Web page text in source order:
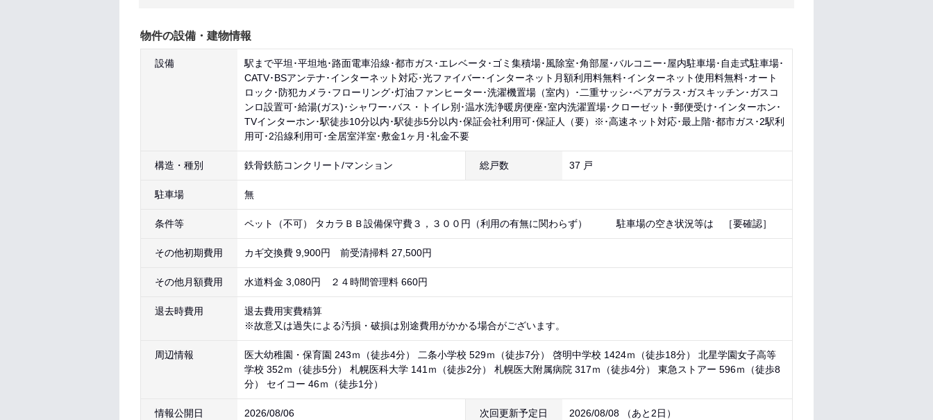
物件の設備・建物情報
設備
駅まで平坦･平坦地･路面電車沿線･都市ガス･エレベータ･ゴミ集積場･風除室･角部屋･バルコニー･屋内駐車場･自走式駐車場･
CATV･BSアンテナ･インターネット対応･光ファイバー･インターネット月額利用料無料･インターネット使用料無料･オート
ロック･防犯カメラ･フローリング･灯油ファンヒーター･洗濯機置場（室内）･二重サッシ･ペアガラス･ガスキッチン･ガスコ
ンロ設置可･給湯(ガス)･シャワー･バス・トイレ別･温水洗浄暖房便座･室内洗濯置場･クローゼット･郵便受け･インターホン･
TVインターホン･駅徒歩10分以内･駅徒歩5分以内･保証会社利用可･保証人（要）※･高速ネット対応･最上階･都市ガス･2駅利
用可･2沿線利用可･全居室洋室･敷金1ヶ月･礼金不要
構造・種別 鉄骨鉄筋コンクリート/マンション 総戸数 37 戸
駐車場 無
条件等 ペット（不可） タカラＢＢ設備保守費３，３００円（利用の有無に関わらず） 駐車場の空き状況等は ［要確認］
その他初期費用 カギ交換費 9,900円 前受清掃料 27,500円
その他月額費用 水道料金 3,080円 ２４時間管理料 660円
退去時費用
退去費用実費精算
※故意又は過失による汚損・破損は別途費用がかかる場合がございます。
周辺情報
医大幼稚園・保育園 243ｍ（徒歩4分） 二条小学校 529ｍ（徒歩7分） 啓明中学校 1424ｍ（徒歩18分） 北星学園女子高等
学校 352ｍ（徒歩5分） 札幌医科大学 141ｍ（徒歩2分） 札幌医大附属病院 317ｍ（徒歩4分） 東急ストアー 596ｍ（徒歩8
分） セイコー 46ｍ（徒歩1分）
情報公開日 2026/08/06 次回更新予定日 2026/08/08 （あと 2日 ）